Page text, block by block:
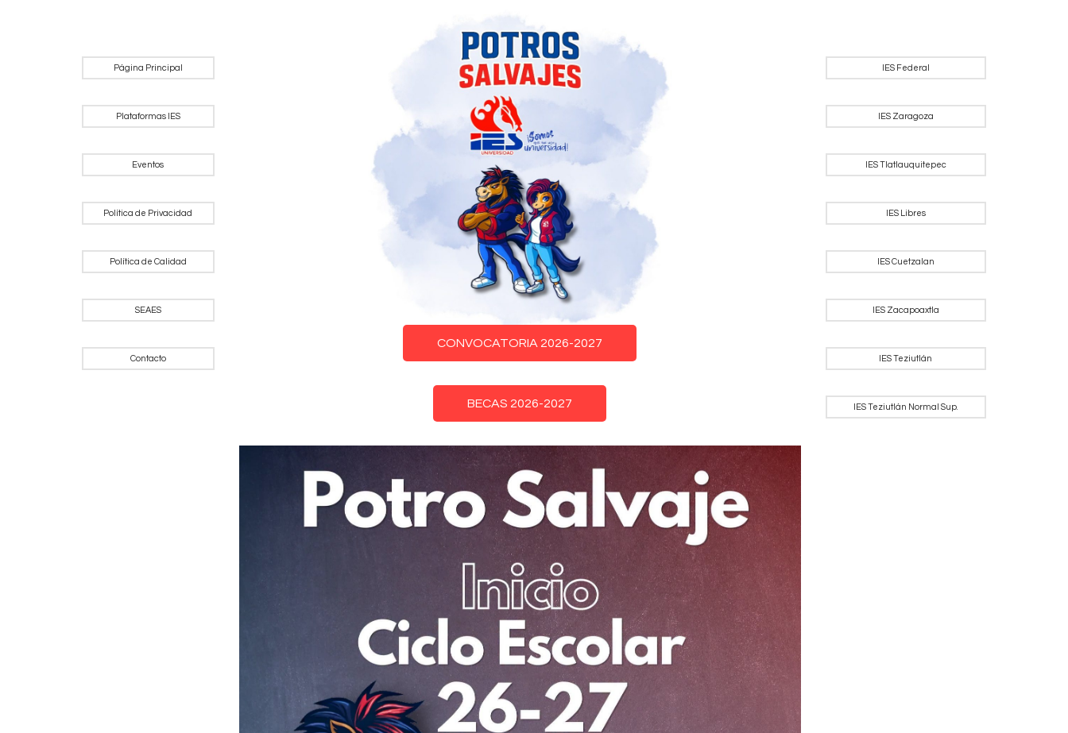
Página Principal
Plataformas IES
Eventos
Política de Privacidad
Política de Calidad
SEAES
Contacto
CONVOCATORIA 2026-2027
BECAS 2026-2027
IES Federal
IES Zaragoza
IES Tlatlauquitepec
IES Libres
IES Cuetzalan
IES Zacapoaxtla
IES Teziutlán
IES Teziutlán Normal Sup.